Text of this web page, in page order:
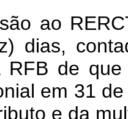
ao
dias,
de
em 31
e da